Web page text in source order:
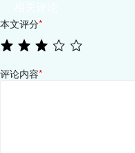
本文评分*
评论内容*